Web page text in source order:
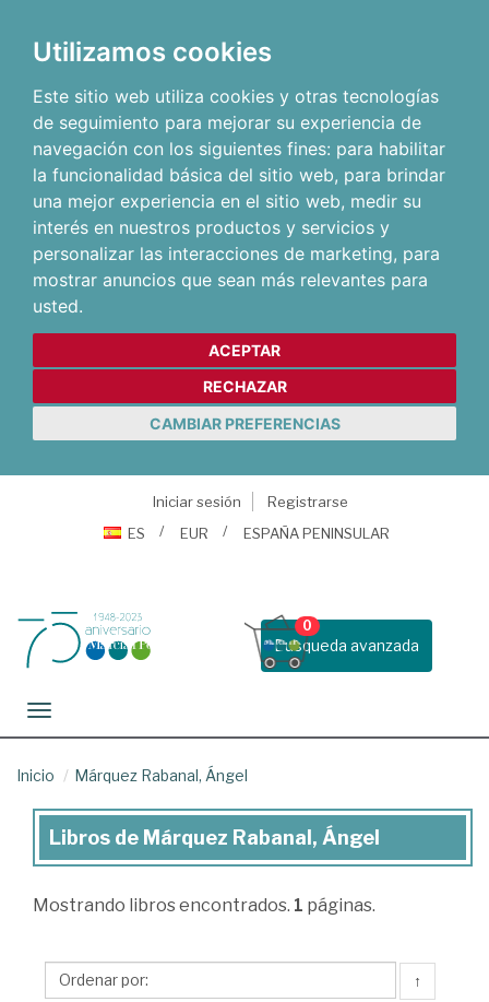
Utilizamos cookies
Este sitio web utiliza cookies y otras tecnologías
de seguimiento para mejorar su experiencia de
navegación con los siguientes fines: para habilitar
la funcionalidad básica del sitio web, para brindar
una mejor experiencia en el sitio web, medir su
interés en nuestros productos y servicios y
personalizar las interacciones de marketing, para
mostrar anuncios que sean más relevantes para
usted.
ACEPTAR
RECHAZAR
CAMBIAR PREFERENCIAS
Iniciar sesión
Registrarse
ES
EUR ESPAÑA PENINSULAR
Busqueda avanzada
0
Toggle navigation
Inicio Márquez Rabanal, Ángel
Libros
Márquez
Ángel
Libros de Márquez Rabanal, Ángel
Mostrando libros encontrados. 1 páginas.
↑